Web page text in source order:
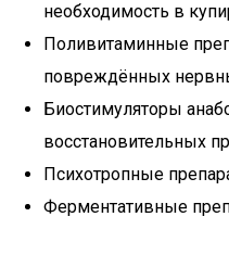
необходимость в
Поливитаминные
повреждённых
Биостимуляторы
восстановительных
Психотропные
Ферментативные